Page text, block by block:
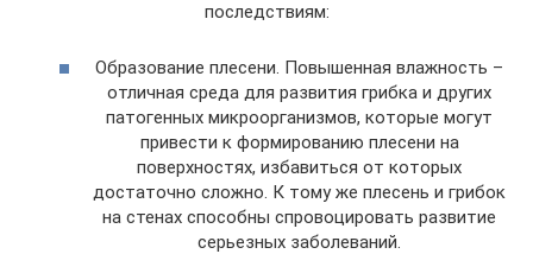
последствиям:
Образование плесени. Повышенная влажность –
отличная среда для развития грибка и других
патогенных микроорганизмов, которые могут
привести к формированию плесени на
поверхностях, избавиться от которых
достаточно сложно. К тому же плесень и грибок
на стенах способны спровоцировать развитие
серьезных заболеваний.